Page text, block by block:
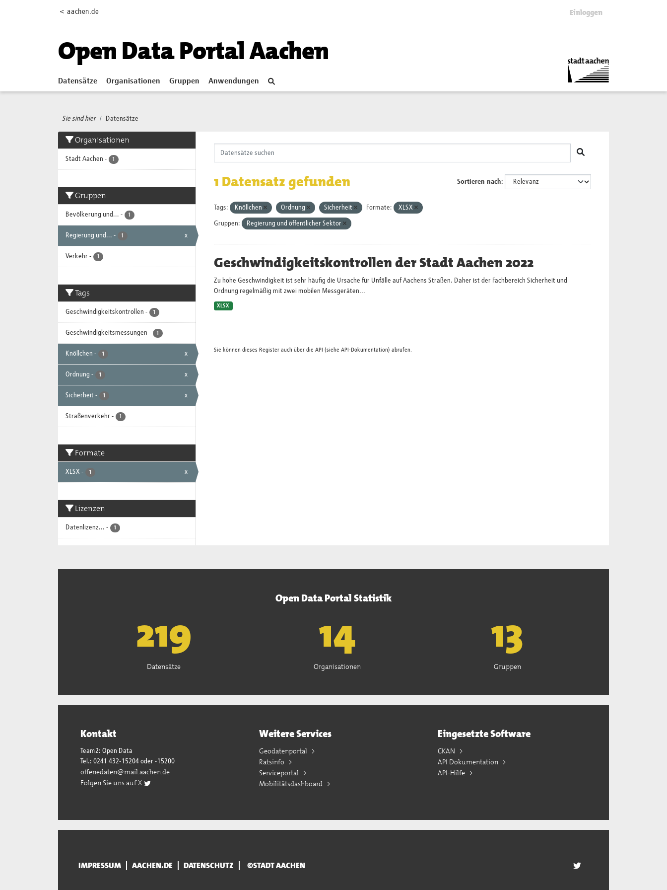
< aachen.de Einloggen
Open Data Portal Aachen
Datensätze Organisationen Gruppen Anwendungen
Sie sind hier Datensätze
Organisationen
Stadt Aachen - 1
Gruppen
Bevölkerung und... - 1
Regierung und... - 1 x
Verkehr - 1
Tags
Geschwindigkeitskontrollen - 1
Geschwindigkeitsmessungen - 1
Knöllchen - 1 x
Ordnung - 1 x
Sicherheit - 1 x
Straßenverkehr - 1
Formate
XLSX - 1 x
Lizenzen
Datenlizenz... - 1
Sortieren nach
1 Datensatz gefunden
Tags: Knöllchen Ordnung Sicherheit Formate: XLSX
Gruppen: Regierung und öffentlicher Sektor
Geschwindigkeitskontrollen der Stadt Aachen 2022
Zu hohe Geschwindigkeit ist sehr häufig die Ursache für Unfälle auf Aachens Straßen. Daher ist der Fachbereich Sicherheit und
Ordnung regelmäßig mit zwei mobilen Messgeräten...
XLSX
Sie können dieses Register auch über die API (siehe API-Dokumentation) abrufen.
Open Data Portal Statistik
222
Datensätze
15
Organisationen
13
Gruppen
Kontakt
Team2: Open Data
Tel.: 0241 432-15204 oder -15200
offenedaten@mail.aachen.de
Folgen Sie uns auf X
Weitere Services
Geodatenportal
Ratsinfo
Serviceportal
Mobilitätsdashboard
Eingesetzte Software
CKAN
API Dokumentation
API-Hilfe
IMPRESSUM AACHEN.DE DATENSCHUTZ ©STADT AACHEN